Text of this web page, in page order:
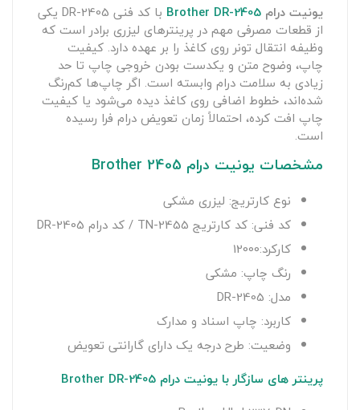
یونیت درام Brother DR-2405
با کد فنی DR-2405 یکی
از قطعات مصرفی مهم در پرینترهای لیزری برادر است که
وظیفه انتقال تونر روی کاغذ را بر عهده دارد. کیفیت
چاپ، وضوح متن و یکدست بودن خروجی چاپ تا حد
زیادی به سلامت درام وابسته است. اگر چاپ‌ها کم‌رنگ
شده‌اند، خطوط اضافی روی کاغذ دیده می‌شود یا کیفیت
چاپ افت کرده، احتمالاً زمان تعویض درام فرا رسیده
است.
مشخصات یونیت درام Brother 2405
نوع کارتریج: لیزری مشکی
کد فنی: کد کارتریج TN-2455 / کد درام DR-2405
کارکرد:12000
رنگ چاپ: مشکی
مدل: DR-2405
کاربرد: چاپ اسناد و مدارک
وضعیت: طرح درجه یک دارای گارانتی تعویض
پرینتر های سازگار با یونیت درام Brother DR-2405